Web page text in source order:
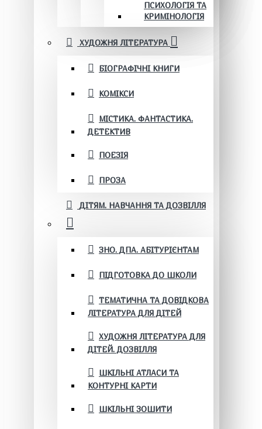
ПСИХОЛОГІЯ ТА
КРИМІНОЛОГІЯ
ХУДОЖНЯ ЛІТЕРАТУРА
БІОГРАФІЧНІ КНИГИ
КОМІКСИ
МІСТИКА. ФАНТАСТИКА.
ДЕТЕКТИВ
ПОЕЗІЯ
ПРОЗА
ДІТЯМ. НАВЧАННЯ ТА ДОЗВІЛЛЯ
ЗНО. ДПА. АБІТУРІЄНТАМ
ПІДГОТОВКА ДО ШКОЛИ
ТЕМАТИЧНА ТА ДОВІДКОВА
ЛІТЕРАТУРА ДЛЯ ДІТЕЙ
ХУДОЖНЯ ЛІТЕРАТУРА ДЛЯ
ДІТЕЙ. ДОЗВІЛЛЯ
ШКІЛЬНІ АТЛАСИ ТА
КОНТУРНІ КАРТИ
ШКІЛЬНІ ЗОШИТИ